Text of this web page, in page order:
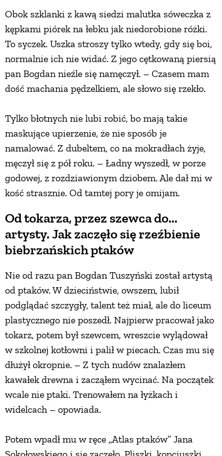
Obok szklanki z kawą siedzi malutka sóweczka z
kępkami piórek na łebku jak niedorobione różki.
To syczek. Uszka stroszy tylko wtedy, gdy się boi,
normalnie ich nie widać. Z jego cętkowaną piersią
pan Bogdan nieźle się namęczył. – Czasem mam
dość machania pędzelkiem, ale słowo się rzekło.
Tylko błotnych nie lubi robić, bo mają takie
maskujące upierzenie, że nie sposób je
namalować. Z dubeltem, co na mokradłach żyje,
męczył się z pół roku. – Ładny wyszedł, w porze
godowej, z rozdziawionym dziobem. Ale dał mi w
kość strasznie. Od tamtej pory je omijam.
Od tokarza, przez szewca do...
artysty. Jak zaczęło się rzeźbienie
biebrzańskich ptaków
Nie od razu pan Bogdan Tuszyński został artystą
od ptaków. W dzieciństwie, owszem, lubił
podglądać szczygły, talent też miał, ale do liceum
plastycznego nie poszedł. Najpierw pracował jako
tokarz, potem był szewcem, wreszcie wylądował
w szkolnej kotłowni i palił w piecach. Czas mu się
dłużył okropnie. – Z tych nudów znalazłem
kawałek drewna i zacząłem wycinać. Na początek
wcale nie ptaki. Trenowałem na łyżkach i
widelcach – opowiada.
Potem wpadł mu w ręce „Atlas ptaków” Jana